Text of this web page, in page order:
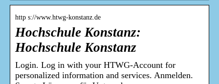
http s://www.htwg-konstanz.de
Hochschule Konstanz:
Hochschule Konstanz
Login. Log in with your HTWG-Account for
personalized information and services. Anmelden.